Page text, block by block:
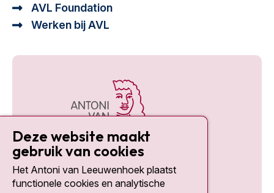
AVL Foundation
Werken bij AVL
Social media
Deze website maakt
gebruik van cookies
Het Antoni van Leeuwenhoek plaatst
functionele cookies en analytische